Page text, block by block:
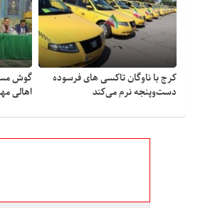
کرج با ناوگان تاکسی های فرسوده
دست‌وپنجه نرم می‌کند
اهالی